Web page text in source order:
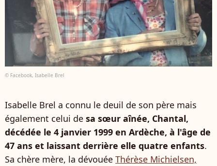
© Facebook, Isabelle Brel
Isabelle Brel a connu le deuil de son père mais
également celui de sa sœur aînée, Chantal,
décédée le 4 janvier 1999 en Ardèche, à l'âge de
47 ans et laissant derrière elle quatre enfants.
Sa chère mère, la dévouée Thérèse Michielsen,